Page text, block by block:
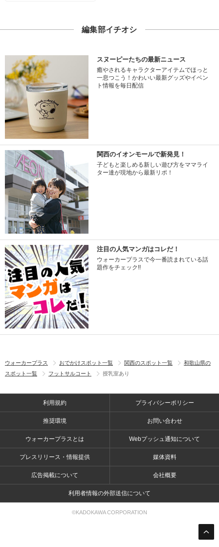
編集部イチオシ
スヌーピーたちの最新ニュース
癒やされるキャラクターアイテムでほっと
一息つこう！かわいい最新グッズやイベン
ト情報を毎日配信
関西のイオンモールで新発見！
子どもと楽しめる新しい遊び方をママライ
ター達が現地から最新リポ！
注目の人気マンガはコレだ！
ウォーカープラスで今一番読まれている話
題作をチェック!!
ウォーカープラス おでかけスポット一覧 関西のスポット一覧
和歌山県の
スポット一覧
フットサルコート 授乳室あり
利用規約 プライバシーポリシー
推奨環境 お問い合わせ
ウォーカープラスとは Webプッシュ通知について
プレスリリース・情報提供 媒体資料
広告掲載について 会社概要
利用者情報の外部送信について
©KADOKAWA CORPORATION